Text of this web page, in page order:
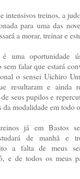
intensivos treinos, a
para uma das
a morar, treinar e
uma oportunidade
sem falar que estará
o sensei Uichiro
resultaram e ainda
seus pupilos e
da modalidade em todo
já em Bastos
de manhã e
a falta de meus
e de todos os meus